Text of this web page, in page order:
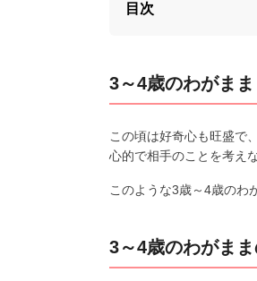
目次
3～4歳のわがまま
この頃は好奇心も旺盛で
心的で相手のことを考え
このような3歳～4歳のわ
3～4歳のわがま